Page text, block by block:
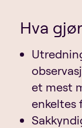
Hva
et mest
enkeltes